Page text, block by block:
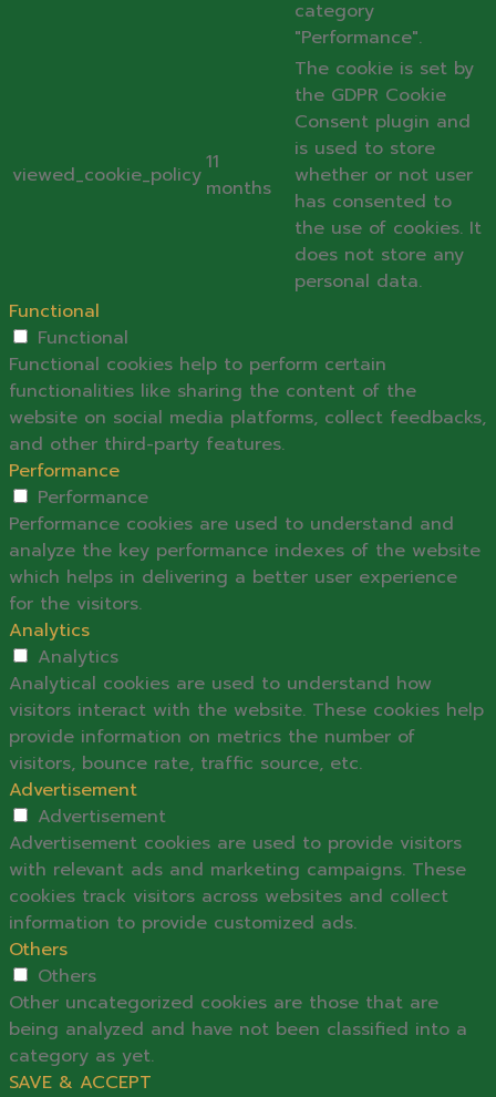
category
"Performance".
viewed_cookie_policy11
months
The cookie is set by
the GDPR Cookie
Consent plugin and
is used to store
whether or not user
has consented to
the use of cookies. It
does not store any
personal data.
Functional
Functional
Functional cookies help to perform certain
functionalities like sharing the content of the
website on social media platforms, collect feedbacks,
and other third-party features.
Performance
Performance
Performance cookies are used to understand and
analyze the key performance indexes of the website
which helps in delivering a better user experience
for the visitors.
Analytics
Analytics
Analytical cookies are used to understand how
visitors interact with the website. These cookies help
provide information on metrics the number of
visitors, bounce rate, traffic source, etc.
Advertisement
Advertisement
Advertisement cookies are used to provide visitors
with relevant ads and marketing campaigns. These
cookies track visitors across websites and collect
information to provide customized ads.
Others
Others
Other uncategorized cookies are those that are
being analyzed and have not been classified into a
category as yet.
SAVE & ACCEPT